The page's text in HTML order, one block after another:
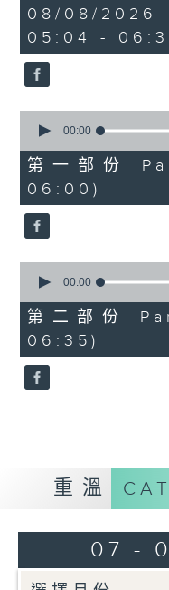
1
hour,
27
minutes,
0
seconds
08/08/
05:04 -
seconds
56
minutes,
10
seconds
00:00
第一部份
06:00)
seconds
31
minutes,
9
seconds
00:00
第二部份
06:35)
重溫
07 -